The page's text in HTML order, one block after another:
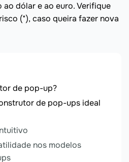
ao dólar e ao euro. Verifique
(*), caso queira fazer nova
de pop-up?
de pop-ups ideal
nos modelos